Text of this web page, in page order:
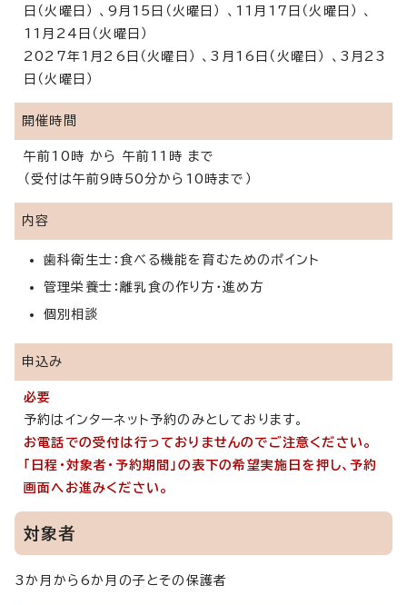
日（火曜日） 、9月15日（火曜日） 、11月17日（火曜日） 、
11月24日（火曜日）
2027年1月26日（火曜日） 、3月16日（火曜日） 、3月23
日（火曜日）
開催時間
午前10時 から 午前11時 まで
（受付は午前9時50分から10時まで）
内容
歯科衛生士：食べる機能を育むためのポイント
管理栄養士：離乳食の作り方・進め方
個別相談
申込み
必要
予約はインターネット予約のみとしております。
お電話での受付は行っておりませんのでご注意ください。
「日程・対象者・予約期間」の表下の希望実施日を押し、予約
画面へお進みください。
対象者
3か月から6か月の子とその保護者